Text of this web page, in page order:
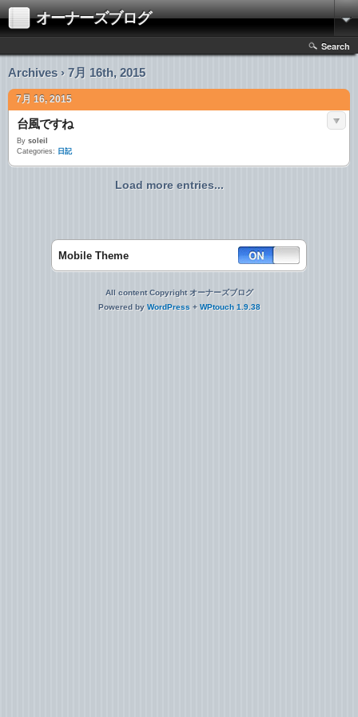
オーナーズブログ
Search
Archives › 7月 16th, 2015
7月 16, 2015
台風ですね
By soleil
Categories: 日記
Load more entries...
Mobile Theme
All content Copyright オーナーズブログ
Powered by WordPress + WPtouch 1.9.38